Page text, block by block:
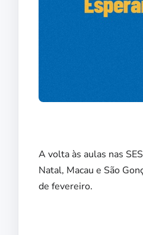
A volta às aulas nas
Natal, Macau e São
de fevereiro.